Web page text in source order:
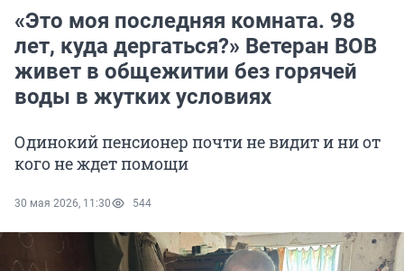
«Это моя последняя комната. 98
лет, куда дергаться?» Ветеран ВОВ
живет в общежитии без горячей
воды в жутких условиях
Одинокий пенсионер почти не видит и ни от
кого не ждет помощи
30 мая 2026, 11:30 544